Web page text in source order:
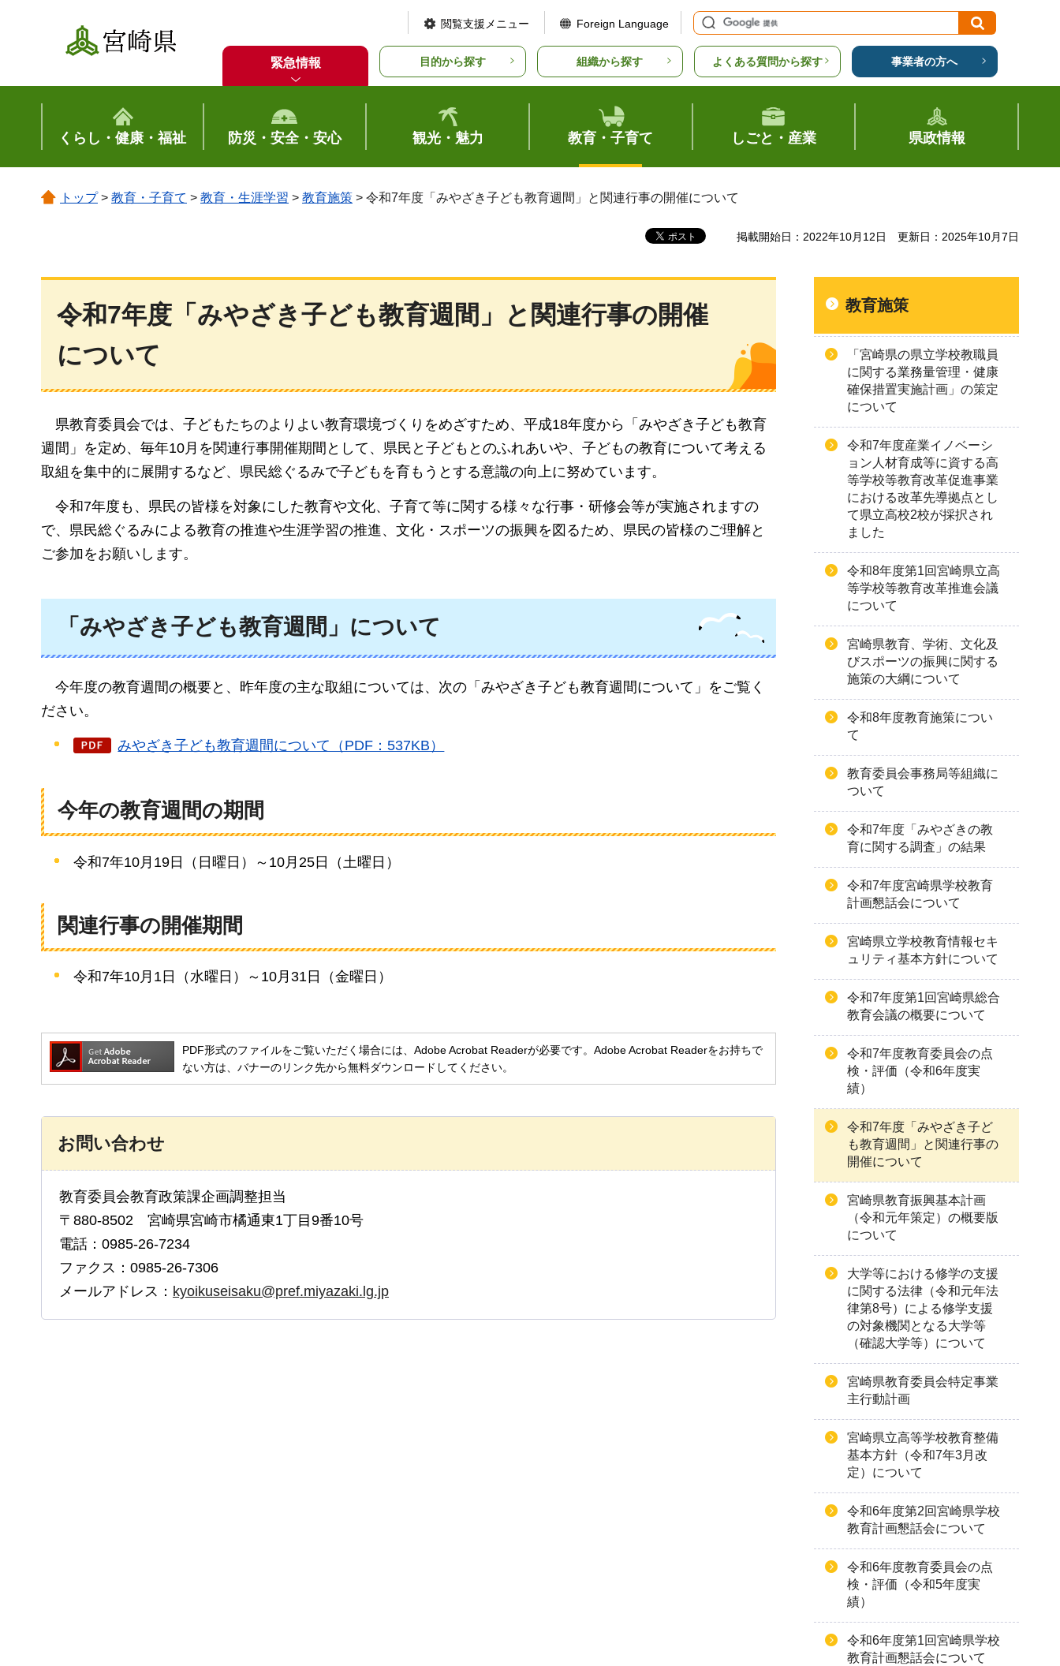
宮崎県
閲覧支援メニュー Foreign Language
緊急情報 目的から探す 組織から探す よくある質問から探す 事業者の方へ
くらし・健康・福祉 防災・安全・安心 観光・魅力 教育・子育て しごと・産業 県政情報
トップ> 教育・子育て > 教育・生涯学習 > 教育施策 > 令和7年度「みやざき子ども教育週間」と関連行事の開催について
掲載開始日：2022年10月12日 更新日：2025年10月7日
令和7年度「みやざき子ども教育週間」と関連行事の開催
について
県教育委員会では、子どもたちのよりよい教育環境づくりをめざすため、平成18年度から「みやざき子ども教育
週間」を定め、毎年10月を関連行事開催期間として、県民と子どもとのふれあいや、子どもの教育について考える
取組を集中的に展開するなど、県民総ぐるみで子どもを育もうとする意識の向上に努めています。
令和7年度も 、県民の皆様を対象にした教育や文化、子育て等に関する様々な行事・研修会等が実施されますの
で、県民総ぐるみによる教育の推進や生涯学習の推進、文化・スポーツの振興を図るため、県民の皆様のご理解と
ご参加をお願いします。
「みやざき子ども教育週間」について
今年度の教育週間の概要と、昨年度の主な取組については、次の「みやざき子ども教育週間について」をご覧く
ださい。
みやざき子ども教育週間について（PDF：537KB）
今年の教育週間の期間
令和7年10月19日（日曜日）～10月25日（土曜日）
関連行事の開催期間
令和7年10月1日（水曜日）～10月31日（金曜日）
PDF形式のファイルをご覧いただく場合には、Adobe Acrobat Readerが必要です。Adobe Acrobat Readerをお持ちで
ない方は、バナーのリンク先から無料ダウンロードしてください。
お問い合わせ
教育委員会教育政策課企画調整担当
〒880-8502 宮崎県宮崎市橘通東1丁目9番10号
電話：0985-26-7234
ファクス：0985-26-7306
メールアドレス： kyoikuseisaku@pref.miyazaki.lg.jp
教育施策
「宮崎県の県立学校教職員
に関する業務量管理・健康
確保措置実施計画」の策定
について
令和7年度産業イノベーシ
ョン人材育成等に資する高
等学校等教育改革促進事業
における改革先導拠点とし
て県立高校2校が採択され
ました
令和8年度第1回宮崎県立高
等学校等教育改革推進会議
について
宮崎県教育、学術、文化及
びスポーツの振興に関する
施策の大綱について
令和8年度教育施策につい
て
教育委員会事務局等組織に
ついて
令和7年度「みやざきの教
育に関する調査」の結果
令和7年度宮崎県学校教育
計画懇話会について
宮崎県立学校教育情報セキ
ュリティ基本方針について
令和7年度第1回宮崎県総合
教育会議の概要について
令和7年度教育委員会の点
検・評価（令和6年度実
績）
令和7年度「みやざき子ど
も教育週間」と関連行事の
開催について
宮崎県教育振興基本計画
（令和元年策定）の概要版
について
大学等における修学の支援
に関する法律（令和元年法
律第8号）による修学支援
の対象機関となる大学等
（確認大学等）について
宮崎県教育委員会特定事業
主行動計画
宮崎県立高等学校教育整備
基本方針（令和7年3月改
定）について
令和6年度第2回宮崎県学校
教育計画懇話会について
令和6年度教育委員会の点
検・評価（令和5年度実
績）
令和6年度第1回宮崎県学校
教育計画懇話会について